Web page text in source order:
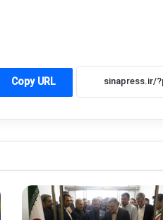
Copy URL